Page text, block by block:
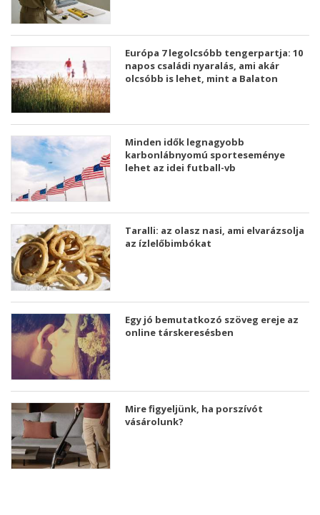
Európa 7 legolcsóbb tengerpartja: 10
napos családi nyaralás, ami akár
olcsóbb is lehet, mint a Balaton
Minden idők legnagyobb
karbonlábnyomú sporteseménye
lehet az idei futball-vb
Taralli: az olasz nasi, ami elvarázsolja
az ízlelőbimbókat
Egy jó bemutatkozó szöveg ereje az
online társkeresésben
Mire figyeljünk, ha porszívót
vásárolunk?